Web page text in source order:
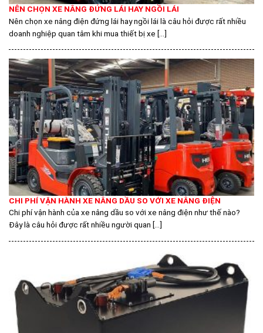
NÊN CHỌN XE NÂNG ĐỨNG LÁI HAY NGỒI LÁI
Nên chọn xe nâng điện đứng lái hay ngồi lái là câu hỏi được rất nhiều
doanh nghiệp quan tâm khi mua thiết bị xe [...]
CHI PHÍ VẬN HÀNH XE NÂNG DẦU SO VỚI XE NÂNG ĐIỆN
Chi phí vận hành của xe nâng dầu so với xe nâng điện như thế nào?
Đây là câu hỏi được rất nhiều người quan [...]